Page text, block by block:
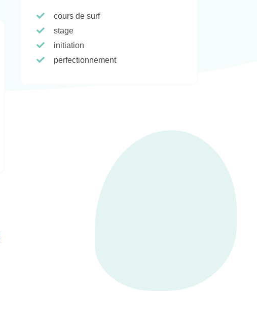
cours de surf
stage
initiation
perfectionnement